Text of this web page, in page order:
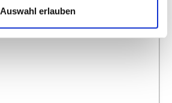
Auswahl erlauben